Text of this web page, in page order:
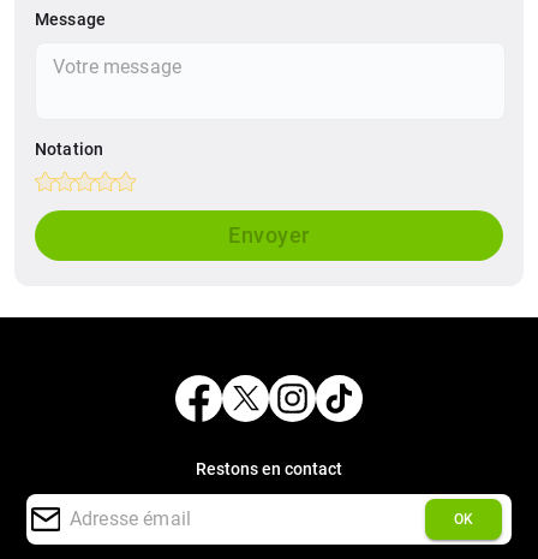
Message
Notation
1 Star
2 Stars
3 Stars
4 Stars
5 Stars
Empty
Envoyer
Restons en contact
OK